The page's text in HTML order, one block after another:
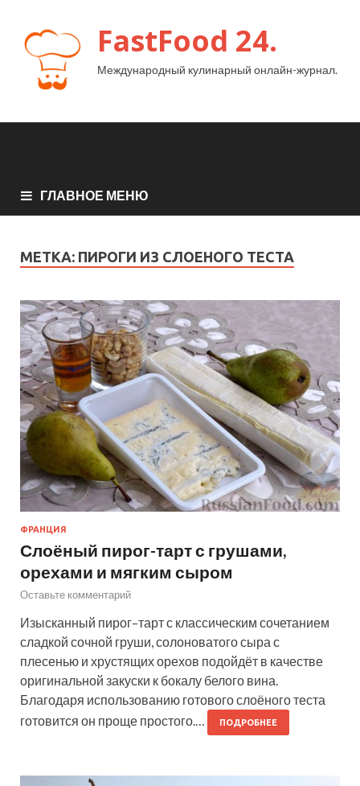
FastFood 24.
Международный кулинарный онлайн-журнал.
ГЛАВНОЕ МЕНЮ
МЕТКА: ПИРОГИ ИЗ СЛОЕНОГО ТЕСТА
ФРАНЦИЯ
Слоёный пирог-тарт с грушами,
орехами и мягким сыром
Оставьте комментарий
Изысканный пирог–тарт с классическим сочетанием
сладкой сочной груши, солоноватого сыра с
плесенью и хрустящих орехов подойдёт в качестве
оригинальной закуски к бокалу белого вина.
Благодаря использованию готового слоёного теста
готовится он проще простого.…
ПОДРОБНЕЕ